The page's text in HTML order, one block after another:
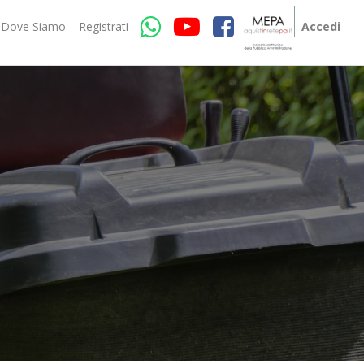
Dove Siamo Registrati Accedi